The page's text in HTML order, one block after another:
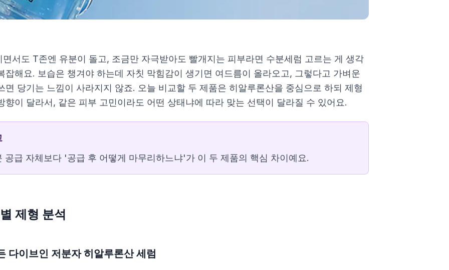
럼
면서도 T존엔 유분이 돌고, 조금만 자극받아도 빨개지는 피부라면 수분세럼 고르는 게 생각
잡해요. 보습은 챙겨야 하는데 자칫 막힘감이 생기면 여드름이 올라오고, 그렇다고 가벼운
면 당기는 느낌이 사라지지 않죠. 오늘 비교할 두 제품은 히알루론산을 중심으로 하되 제형
향이 달라서, 같은 피부 고민이라도 어떤 상태냐에 따라 맞는 선택이 달라질 수 있어요.
공급 자체보다 '공급 후 어떻게 마무리하느냐'가 이 두 제품의 핵심 차이예요.
제형 분석
다이브인 저분자 히알루론산 세럼